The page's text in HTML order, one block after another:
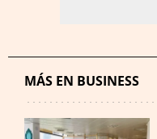
MÁS EN BUSINESS